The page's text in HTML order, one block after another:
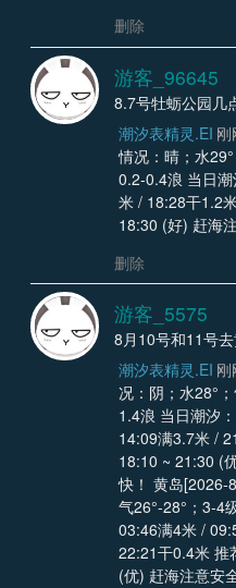
删除
游客_96645
8.7号牡蛎公园几
潮汐表精灵.EI 刚
情况：晴；水
0.2-0.4浪 当日
米 / 18:28干1.2
18:30 (好) 赶海
删除
游客_5575
8月10号和11号
潮汐表精灵.EI 刚
况：阴；水28°
1.4浪 当日潮汐
14:09满3.7米 /
18:10 ~ 21:30 (
快！ 黄岛[2026-8-11] 天气情况：大雨；水28°；
气26°-28°；3-4
03:46满4米 /
22:21干0.4米 推
(优) 赶海注意安